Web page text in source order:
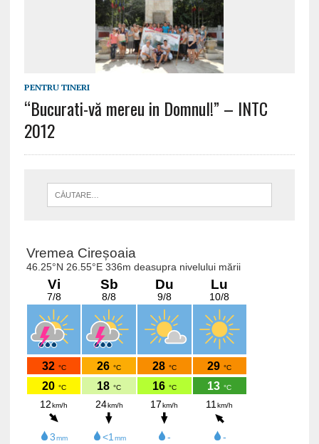
PENTRU TINERI
“Bucurati-vă mereu in Domnul!” – INTC
2012